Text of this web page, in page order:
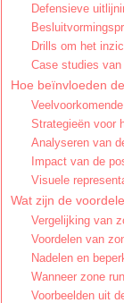
Defensieve
Drills om het
Case studies
Hoe beïnvloeden
Strategieën voor
Analyseren van
Impact van de
Visuele
Wat zijn de
Vergelijking van
Voordelen van
Nadelen en
Wanneer zone
Voorbeelden uit